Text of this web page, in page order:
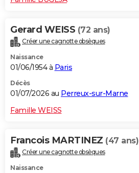
Gerard WEISS (72 ans)
Créer une cagnotte obsèques
Naissance
01/06/1954 à Paris
Décès
01/07/2026 au Perreux-sur-Marne
Famille WEISS
Francois MARTINEZ (47 ans)
Créer une cagnotte obsèques
Naissance